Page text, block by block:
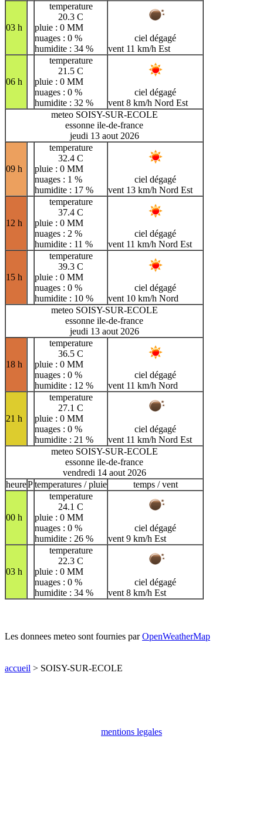
03 h
temperature
20.3 C
pluie : 0 MM
nuages : 0 %
humidite : 34 %
ciel dégagé
vent 11 km/h Est
06 h
temperature
21.5 C
pluie : 0 MM
nuages : 0 %
humidite : 32 %
ciel dégagé
vent 8 km/h Nord Est
meteo SOISY-SUR-ECOLE
essonne ile-de-france
jeudi 13 aout 2026
09 h
temperature
32.4 C
pluie : 0 MM
nuages : 1 %
humidite : 17 %
ciel dégagé
vent 13 km/h Nord Est
12 h
temperature
37.4 C
pluie : 0 MM
nuages : 2 %
humidite : 11 %
ciel dégagé
vent 11 km/h Nord Est
15 h
temperature
39.3 C
pluie : 0 MM
nuages : 0 %
humidite : 10 %
ciel dégagé
vent 10 km/h Nord
meteo SOISY-SUR-ECOLE
essonne ile-de-france
jeudi 13 aout 2026
18 h
temperature
36.5 C
pluie : 0 MM
nuages : 0 %
humidite : 12 %
ciel dégagé
vent 11 km/h Nord
21 h
temperature
27.1 C
pluie : 0 MM
nuages : 0 %
humidite : 21 %
ciel dégagé
vent 11 km/h Nord Est
meteo SOISY-SUR-ECOLE
essonne ile-de-france
vendredi 14 aout 2026
heurePtemperatures / pluie temps / vent
00 h
temperature
24.1 C
pluie : 0 MM
nuages : 0 %
humidite : 26 %
ciel dégagé
vent 9 km/h Est
03 h
temperature
22.3 C
pluie : 0 MM
nuages : 0 %
humidite : 34 %
ciel dégagé
vent 8 km/h Est
Les donnees meteo sont fournies parOpenWeatherMap
accueil > SOISY-SUR-ECOLE
mentions legales